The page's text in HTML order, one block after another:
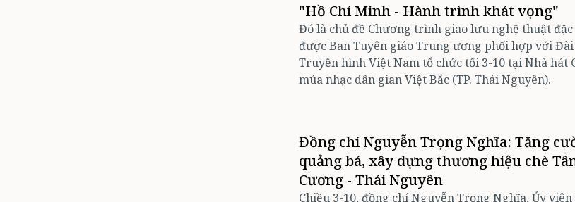
"Hồ Chí Minh - Hành trình khát vọng"
Đó là chủ đề Chương trình giao lưu nghệ thuật
được Ban Tuyên giáo Trung ương phối hợp với Đài
Truyền hình Việt Nam tổ chức tối 3-10 tại Nhà hát
múa nhạc dân gian Việt Bắc (TP. Thái Nguyên).
Đồng chí Nguyễn Trọng Nghĩa: Tăng
quảng bá, xây dựng thương hiệu chè
Cương - Thái Nguyên
Chiều 3-10, đồng chí Nguyễn Trọng Nghĩa, Ủy viên